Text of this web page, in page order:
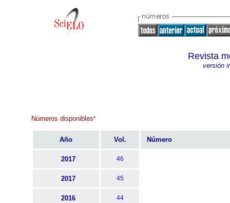
Revista
versión
Números disponibles*
Año Vol. Número
2017 46
2017 45
2016 44